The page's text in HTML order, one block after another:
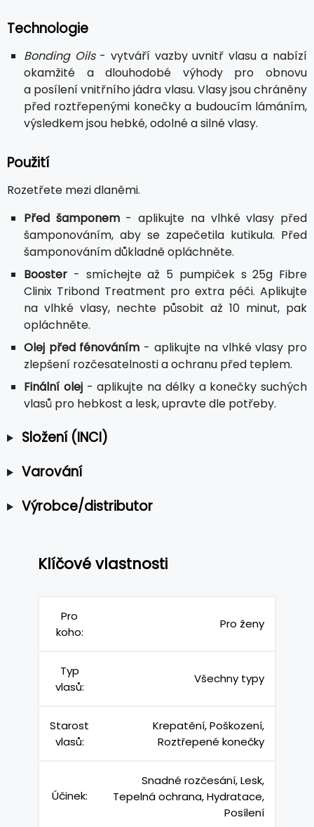
Technologie
Bonding Oils- vytváří vazby uvnitř vlasu a nabízí
okamžité a dlouhodobé výhody pro obnovu
a posílení vnitřního jádra vlasu. Vlasy jsou chráněny
před roztřepenými konečky a budoucím lámáním,
výsledkem jsou hebké, odolné a silné vlasy.
Použití
Rozetřete mezi dlaněmi.
Před šamponem- aplikujte na vlhké vlasy před
šamponováním, aby se zapečetila kutikula. Před
šamponováním důkladně opláchněte.
Booster - smíchejte až 5 pumpiček s 25g Fibre
Clinix Tribond Treatment pro extra péči. Aplikujte
na vlhké vlasy, nechte působit až 10 minut, pak
opláchněte.
Olej před fénováním - aplikujte na vlhké vlasy pro
zlepšení rozčesatelnosti a ochranu před teplem.
Finální olej- aplikujte na délky a konečky suchých
vlasů pro hebkost a lesk, upravte dle potřeby.
Složení (INCI)
Varování
Výrobce/distributor
Klíčové vlastnosti
Pro
koho:
Pro ženy
Typ
vlasů:
Všechny typy
Starost
vlasů:
Krepatění, Poškození,
Roztřepené konečky
Účinek:
Snadné rozčesání, Lesk,
Tepelná ochrana, Hydratace,
Posílení